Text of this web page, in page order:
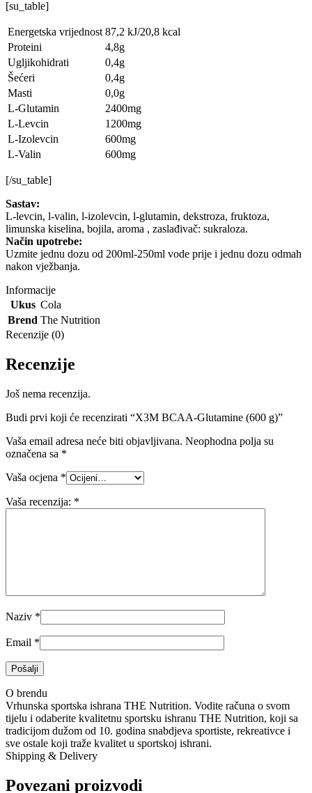
[su_table]
Energetska vrijednost 87,2 kJ/20,8 kcal
Proteini
4,8g
Ugljikohidrati
0,4g
Šećeri
0,4g
Masti
0,0g
L-Glutamin
2400mg
L-Levcin
1200mg
L-Izolevcin
600mg
L-Valin
600mg
[/su_table]
Sastav:
L-levcin, l-valin, l-izolevcin, l-glutamin, dekstroza, fruktoza,
limunska kiselina, bojila, aroma , zaslađivač: sukraloza.
Način upotrebe:
Uzmite jednu dozu od 200ml-250ml vode prije i jednu dozu odmah
nakon vježbanja.
Informacije
Ukus Cola
Brend The Nutrition
Recenzije (0)
Recenzije
Još nema recenzija.
Budi prvi koji će recenzirati “X3M BCAA-Glutamine (600 g)”
Vaša email adresa neće biti objavljivana. Neophodna polja su
označena sa *
Vaša ocjena *
Vaša recenzija: *
Naziv *
Email *
O brendu
Vrhunska sportska ishrana THE Nutrition. Vodite računa o svom
tijelu i odaberite kvalitetnu sportsku ishranu THE Nutrition, koji sa
tradicijom dužom od 10. godina snabdjeva sportiste, rekreativce i
sve ostale koji traže kvalitet u sportskoj ishrani.
Shipping & Delivery
Povezani proizvodi